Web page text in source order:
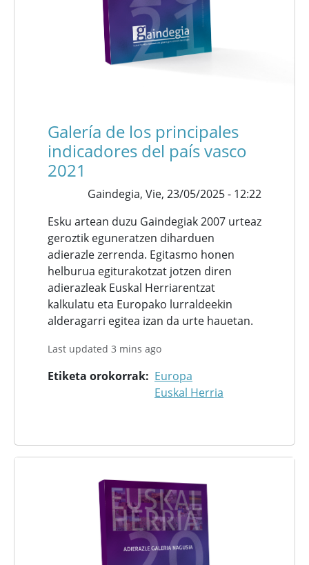
Galería de los principales
indicadores del país vasco
2021
Gaindegia, Vie, 23/05/2025 - 12:22
Esku artean duzu Gaindegiak 2007 urteaz
geroztik eguneratzen diharduen
adierazle zerrenda. Egitasmo honen
helburua egiturakotzat jotzen diren
adierazleak Euskal Herriarentzat
kalkulatu eta Europako lurraldeekin
alderagarri egitea izan da urte hauetan.
Last updated 3 mins ago
Etiketa orokorrak
Europa
Euskal Herria